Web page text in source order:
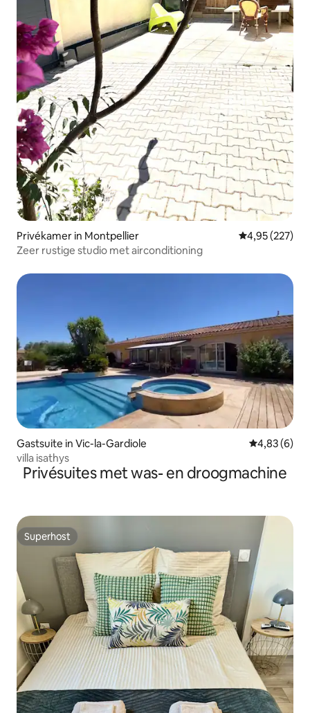
Privékamer in Montpellier Gemiddelde
4,95 (227)
Zeer rustige studio met airconditioning
Gastsuite in Vic-la-Gardiole Gemiddelde
4,83 (6)
villa isathys
Privésuites met was- en droogmachine
Superhost
Superhost